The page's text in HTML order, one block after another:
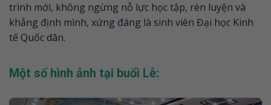
trình mới, không ngừng nỗ lực học tập, rèn luyện và
khẳng định mình, xứng đáng là sinh viên Đại học Kinh
tế Quốc dân.
Một số hình ảnh tại buổi Lễ: